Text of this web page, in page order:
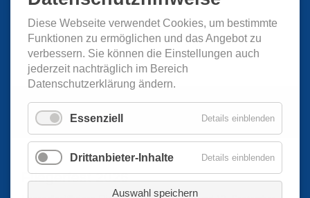
Fliegerfest 2026
Diese Webseite verwendet Cookies, um bestimmte
Funktionen zu ermöglichen und das Angebot zu
verbessern. Sie können die Einstellungen auch
jederzeit nachträglich im Bereich
Datenschutzerklärung ändern.
Essenziell Details einblenden
Drittanbieter-Inhalte Details einblenden
Auswahl speichern
2011 BMJ
2009 BMJ
2009 Schweiz